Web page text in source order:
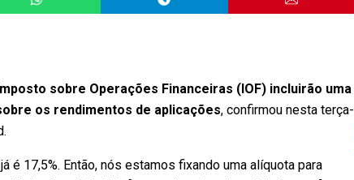
sobre Operações Financeiras (IOF) incluirão uma
os rendimentos de aplicações, confirmou nesta terça-
é 17,5%. Então, nós estamos fixando uma alíquota para